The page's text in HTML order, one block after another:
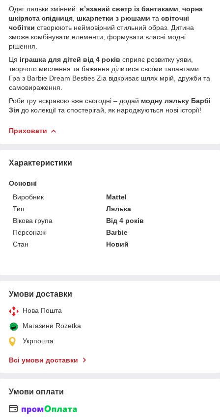
Одяг ляльки змінний: в’язаний светр із бантиками чорна
шкіряста спідниця шкарпетки з рюшами та світочні
чобітки створюють неймовірний стильний образ. Дитина
зможе комбінувати елементи, формувати власні модні
рішення.
Ця іграшка для дітей від 4 років сприяє розвитку уяви,
творчого мислення та бажання ділитися своїми талантами.
Гра з Barbie Dream Besties Zia відкриває шлях мрій, дружби та
самовираження.
Роби гру яскравою вже сьогодні – додай модну ляльку Барбі
Зія до колекції та спостерігай, як народжуються нові історії!
Приховати
Характеристики
Основні
Виробник
Mattel
Тип
Лялька
Вікова група
Від 4 років
Персонажі
Barbie
Стан
Новий
Умови доставки
Нова Пошта
Магазини Rozetka
Укрпошта
Всі умови доставки
Умови оплати